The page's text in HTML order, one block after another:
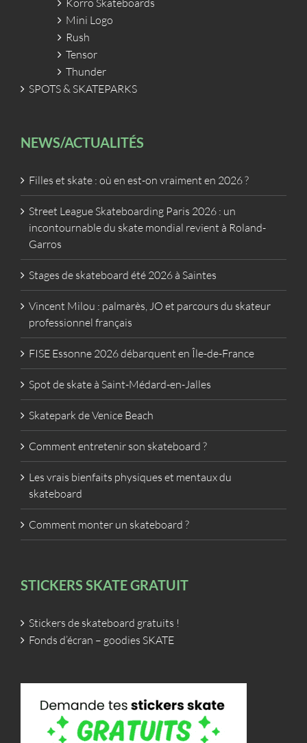
Mini Logo
Rush
Tensor
Thunder
SPOTS & SKATEPARKS
NEWS/ACTUALITÉS
Filles et skate : où en est-on vraiment en 2026 ?
Street League Skateboarding Paris 2026 : un
incontournable du skate mondial revient à Roland-
Garros
Stages de skateboard été 2026 à Saintes
Vincent Milou : palmarès, JO et parcours du skateur
professionnel français
FISE Essonne 2026 débarquent en Île-de-France
Spot de skate à Saint-Médard-en-Jalles
Skatepark de Venice Beach
Comment entretenir son skateboard ?
Les vrais bienfaits physiques et mentaux du
skateboard
Comment monter un skateboard ?
STICKERS SKATE GRATUIT
Stickers de skateboard gratuits !
Fonds d’écran – goodies SKATE